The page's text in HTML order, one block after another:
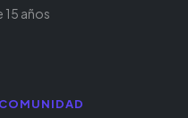
años
COMUNIDAD